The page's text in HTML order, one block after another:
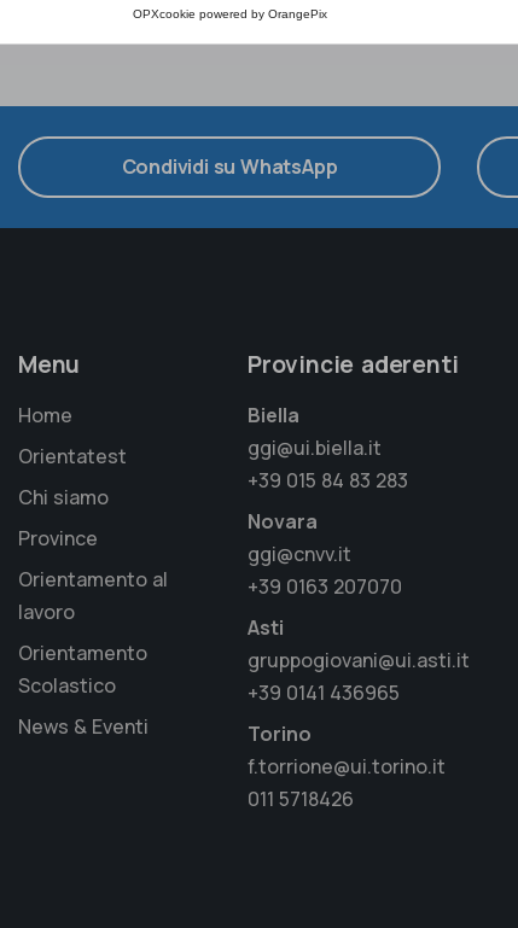
OPXcookie powered by OrangePix
Condividi su WhatsApp
Menu
Home
Orientatest
Chi siamo
Province
Orientamento al
lavoro
Orientamento
Scolastico
News & Eventi
Provincie aderenti
Biella
ggi@ui.biella.it
+39 015 84 83 283
Novara
ggi@cnvv.it
+39 0163 207070
Asti
gruppogiovani@ui.asti.it
+39 0141 436965
Torino
f.torrione@ui.torino.it
011 5718426